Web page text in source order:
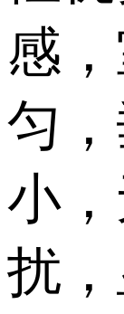
感
匀
小
扰